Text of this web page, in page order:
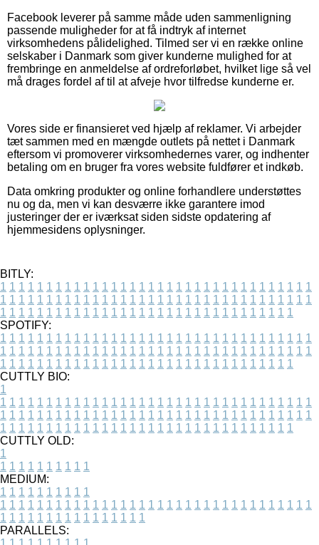
Facebook leverer på samme måde uden sammenligning
passende muligheder for at få indtryk af internet
virksomhedens pålidelighed. Tilmed ser vi en række online
selskaber i Danmark som giver kunderne mulighed for at
frembringe en anmeldelse af ordreforløbet, hvilket lige så vel
må drages fordel af til at afveje hvor tilfredse kunderne er.
Vores side er finansieret ved hjælp af reklamer. Vi arbejder
tæt sammen med en mængde outlets på nettet i Danmark
eftersom vi promoverer virksomhedernes varer, og indhenter
betaling om en bruger fra vores website fuldfører et indkøb.
Data omkring produkter og online forhandlere understøttes
nu og da, men vi kan desværre ikke garantere imod
justeringer der er iværksat siden sidste opdatering af
hjemmesidens oplysninger.
BITLY:
1 1 1 1 1 1 1 1 1 1 1 1 1 1 1 1 1 1 1 1 1 1 1 1 1 1 1 1 1 1 1 1 1 1
1 1 1 1 1 1 1 1 1 1 1 1 1 1 1 1 1 1 1 1 1 1 1 1 1 1 1 1 1 1 1 1 1 1
1 1 1 1 1 1 1 1 1 1 1 1 1 1 1 1 1 1 1 1 1 1 1 1 1 1 1 1 1 1 1 1
SPOTIFY:
1 1 1 1 1 1 1 1 1 1 1 1 1 1 1 1 1 1 1 1 1 1 1 1 1 1 1 1 1 1 1 1 1 1
1 1 1 1 1 1 1 1 1 1 1 1 1 1 1 1 1 1 1 1 1 1 1 1 1 1 1 1 1 1 1 1 1 1
1 1 1 1 1 1 1 1 1 1 1 1 1 1 1 1 1 1 1 1 1 1 1 1 1 1 1 1 1 1 1 1
CUTTLY BIO:
1
1 1 1 1 1 1 1 1 1 1 1 1 1 1 1 1 1 1 1 1 1 1 1 1 1 1 1 1 1 1 1 1 1 1
1 1 1 1 1 1 1 1 1 1 1 1 1 1 1 1 1 1 1 1 1 1 1 1 1 1 1 1 1 1 1 1 1 1
1 1 1 1 1 1 1 1 1 1 1 1 1 1 1 1 1 1 1 1 1 1 1 1 1 1 1 1 1 1 1 1
CUTTLY OLD:
1
1 1 1 1 1 1 1 1 1 1
MEDIUM:
1 1 1 1 1 1 1 1 1 1
1 1 1 1 1 1 1 1 1 1 1 1 1 1 1 1 1 1 1 1 1 1 1 1 1 1 1 1 1 1 1 1 1 1
1 1 1 1 1 1 1 1 1 1 1 1 1 1 1 1
PARALLELS: